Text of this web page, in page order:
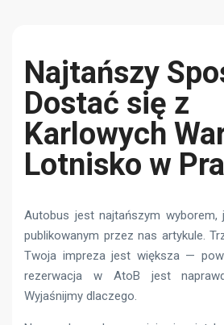
Najtańszy
Dostać się z
Karlowych
Lotnisko w
Autobus jest najtańszym wyborem,
publikowanym przez nas artykule.
Twoja impreza jest większa —
rezerwacja w AtoB jest
Wyjaśnijmy dlaczego.